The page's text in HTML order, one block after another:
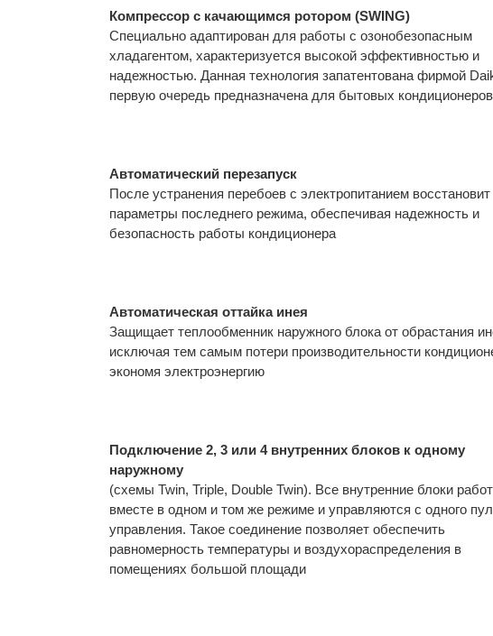
Компрессор с качающимся ротором (SWING)
Специально адаптирован для работы с озонобезопасным
хладагентом, характеризуется высокой эффективностью и
надежностью. Данная технология запатентована фирмой
первую очередь предназначена для бытовых
Автоматический перезапуск
После устранения перебоев с электропитанием восстановит
параметры последнего режима, обеспечивая надежность и
безопасность работы кондиционера
Автоматическая оттайка инея
Защищает теплообменник наружного блока от обрастания
исключая тем самым потери производительности
экономя электроэнергию
Подключение 2, 3 или 4 внутренних блоков к одному
наружному
(схемы Twin, Triple, Double Twin). Все внутренние блоки
вместе в одном и том же режиме и управляются с одного
управления. Такое соединение позволяет обеспечить
равномерность температуры и воздухораспределения в
помещениях большой площади